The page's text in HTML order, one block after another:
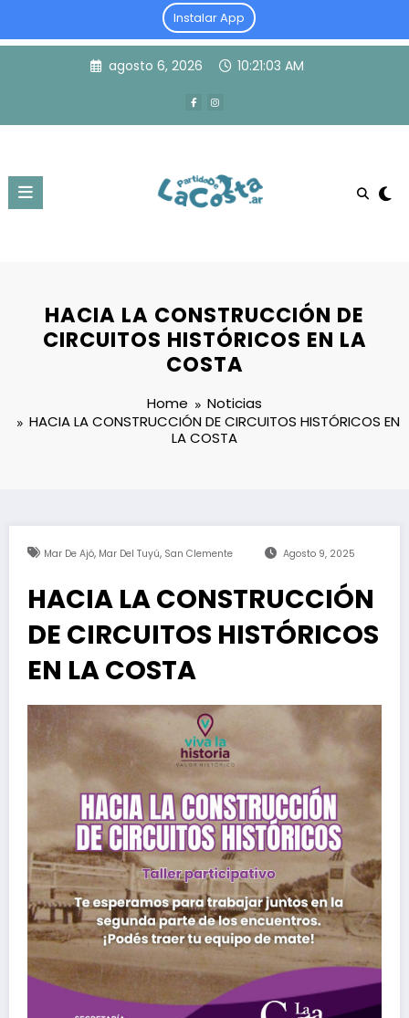
Instalar App
agosto 6, 2026 10:21:03 AM
HACIA LA CONSTRUCCIÓN DE
CIRCUITOS HISTÓRICOS EN LA
COSTA
Home
Noticias
HACIA LA CONSTRUCCIÓN DE CIRCUITOS HISTÓRICOS EN
LA COSTA
Mar De Ajó, Mar Del Tuyú, San Clemente Agosto 9, 2025
HACIA LA CONSTRUCCIÓN
DE CIRCUITOS HISTÓRICOS
EN LA COSTA